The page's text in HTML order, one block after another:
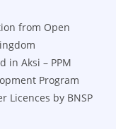
from Open
in Aksi – PPM
Program
Licences by BNSP